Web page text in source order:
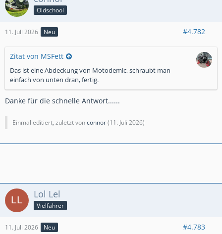
Oldschool
11. Juli 2026 Neu #4.782
Zitat von MSFett
Das ist eine Abdeckung von Motodemic, schraubt man
einfach von unten dran, fertig.
Danke für die schnelle Antwort......
Einmal editiert, zuletzt vonconnor(11. Juli 2026)
Lol Lel
Vielfahrer
11. Juli 2026 Neu #4.783